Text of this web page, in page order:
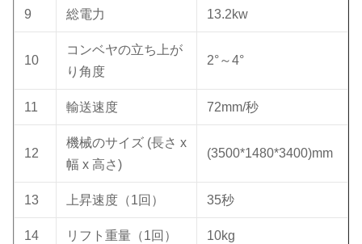
9 総電力 13.2kw
10
コンベヤの立ち上が
り角度
2°～4°
11 輸送速度 72mm/秒
12
機械のサイズ (長さ x
幅 x 高さ)
(3500*1480*3400)mm
13 上昇速度（1回） 35秒
14 リフト重量（1回） 10kg